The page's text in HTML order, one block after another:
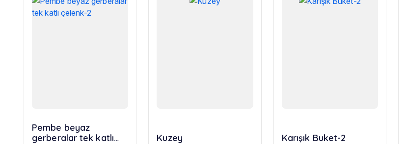
Pembe beyaz
gerberalar tek katlı
Kuzey Karışık Buket-2